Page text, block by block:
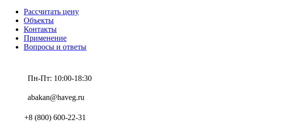
Рассчитать цену
Объекты
Контакты
Применение
Вопросы и ответы
Пн-Пт: 10:00-18:30
abakan@haveg.ru
+8 (800) 600-22-31